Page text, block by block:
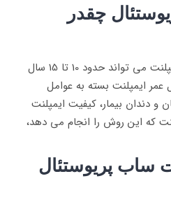
چقدر
به طور متوسط، این نوع ایمپلنت می تواند حدود 10 تا 15 سال
عمر ایمپلنت بسته به عوامل
دندان بیمار، کیفیت ایمپلنت
که این روش را انجام می دهد،
ساب پریوستئال